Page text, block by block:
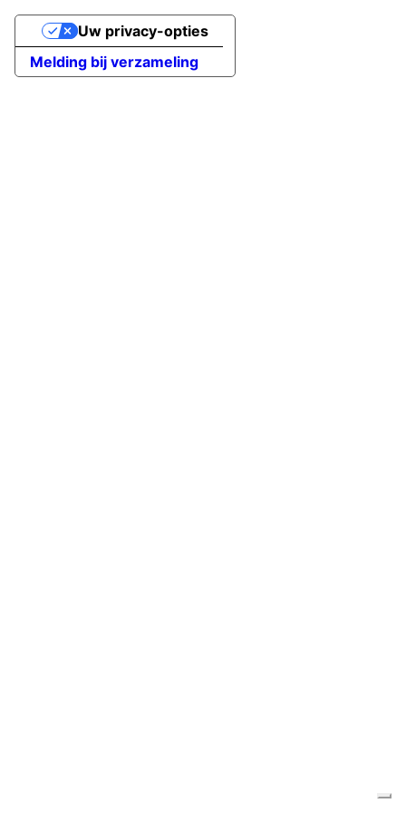
Melding bij verzameling
Uw privacy-opties